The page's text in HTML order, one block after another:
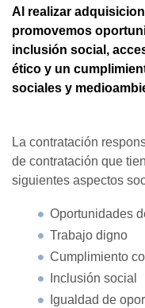
Al realizar
promovemos
inclusión social,
ético y un
sociales y
La contratación
de contratación que
siguientes aspectos
Oportunidades
Trabajo digno
Cumplimiento
Inclusión social
Igualdad de